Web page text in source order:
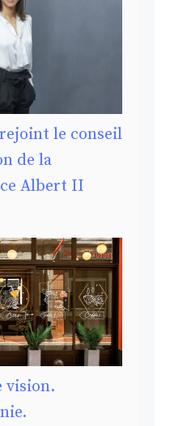
le conseil
de la
Albert II
vision.